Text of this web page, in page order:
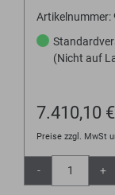
Artikelnummer:
(Nicht auf
7.410,10 €
Preise zzgl. MwSt
- +